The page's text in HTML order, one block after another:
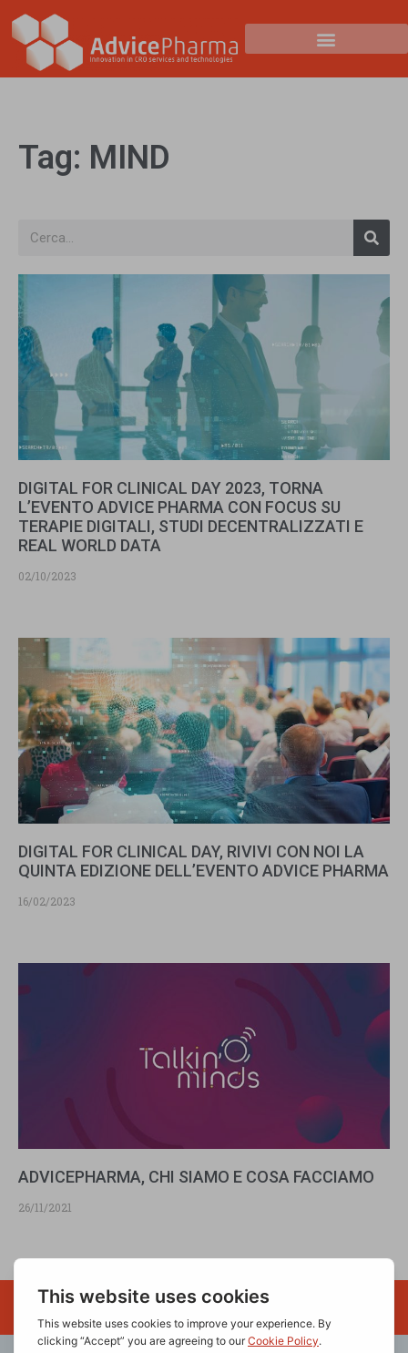
Tag: MIND
DIGITAL FOR CLINICAL DAY 2023, TORNA
L’EVENTO ADVICE PHARMA CON FOCUS SU
TERAPIE DIGITALI, STUDI DECENTRALIZZATI E
REAL WORLD DATA
02/10/2023
DIGITAL FOR CLINICAL DAY, RIVIVI CON NOI LA
QUINTA EDIZIONE DELL’EVENTO ADVICE PHARMA
16/02/2023
ADVICEPHARMA, CHI SIAMO E COSA FACCIAMO
26/11/2021